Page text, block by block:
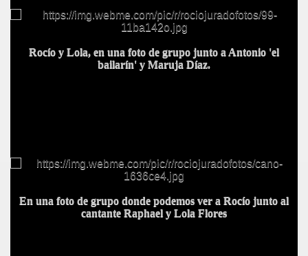
Rocío y Lola, en una foto de grupo junto a Antonio 'el
bailarín' y Maruja Díaz.
En una foto de grupo donde podemos ver a Rocío junto al
cantante Raphael y Lola Flores